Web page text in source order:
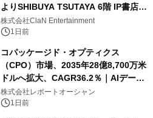
よりSHIBUYA TSUTAYA 6階 IP書店で
開催決定！！
株式会社ClaN Entertainment
1日前
コパッケージド・オプティクス
（CPO）市場、2035年28億8,700万米
ドルへ拡大、CAGR36.2％｜AIデータ
センター・高速光通信需要が成長を加
速
株式会社レポートオーシャン
1日前